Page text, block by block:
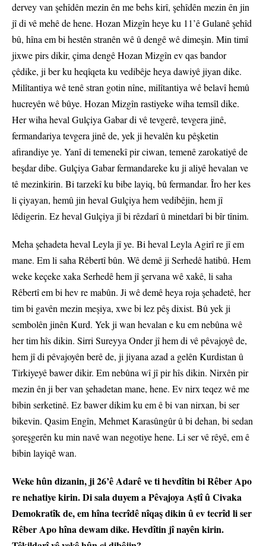
dervey van şehîdên mezin ên me behs kirî, şehîdên mezin ên jin
jî di vê mehê de hene. Hozan Mizgîn heye ku 11’ê Gulanê şehîd
bû, hîna em bi hestên stranên wê û dengê wê dimeşin. Min timî
jixwe pirs dikir, çima dengê Hozan Mizgîn ev qas bandor
çêdike, ji ber ku heqîqeta ku vedibêje heya dawiyê jiyan dike.
Milîtantiya wê tenê stran gotin nîne, milîtantiya wê belavî hemû
hucreyên wê bûye. Hozan Mizgîn rastiyeke wiha temsîl dike.
Her wiha heval Gulçiya Gabar di vê tevgerê, tevgera jinê,
fermandariya tevgera jinê de, yek ji hevalên ku pêşketin
afirandiye ye. Yanî di temenekî pir ciwan, temenê zarokatiyê de
beşdar dibe. Gulçiya Gabar fermandareke ku ji aliyê hevalan ve
tê mezinkirin. Bi tarzekî ku bibe layiq, bû fermandar. Îro her kes
li çiyayan, hemû jin heval Gulçiya hem vedibêjin, hem jî
lêdigerin. Ez heval Gulçiya jî bi rêzdarî û minetdarî bi bîr tînim.
Meha şehadeta heval Leyla jî ye. Bi heval Leyla Agirî re jî em
mane. Em li saha Rêbertî bûn. Wê demê ji Serhedê hatibû. Hem
weke keçeke xaka Serhedê hem jî şervana wê xakê, li saha
Rêbertî em bi hev re mabûn. Ji wê demê heya roja şehadetê, her
tim bi gavên mezin meşiya, xwe bi lez pêş dixist. Bû yek ji
sembolên jinên Kurd. Yek ji wan hevalan e ku em nebûna wê
her tim hîs dikin. Sirri Sureyya Onder jî hem di vê pêvajoyê de,
hem jî di pêvajoyên berê de, ji jiyana azad a gelên Kurdistan û
Tirkiyeyê bawer dikir. Em nebûna wî jî pir hîs dikin. Nirxên pir
mezin ên ji ber van şehadetan mane, hene. Ev nirx teqez wê me
bibin serketinê. Ez bawer dikim ku em ê bi van nirxan, bi ser
bikevin. Qasim Engîn, Mehmet Karasûngûr û bi dehan, bi sedan
şoreşgerên ku min navê wan negotiye hene. Li ser vê rêyê, em ê
bibin layiqê wan.
Weke hûn dizanin, ji 26’ê Adarê ve ti hevdîtin bi Rêber Apo
re nehatiye kirin. Di sala duyem a Pêvajoya Aştî û Civaka
Demokratîk de, em hîna tecrîdê nîqaş dikin û ev tecrîd li ser
Rêber Apo hîna dewam dike. Hevdîtin jî nayên kirin.